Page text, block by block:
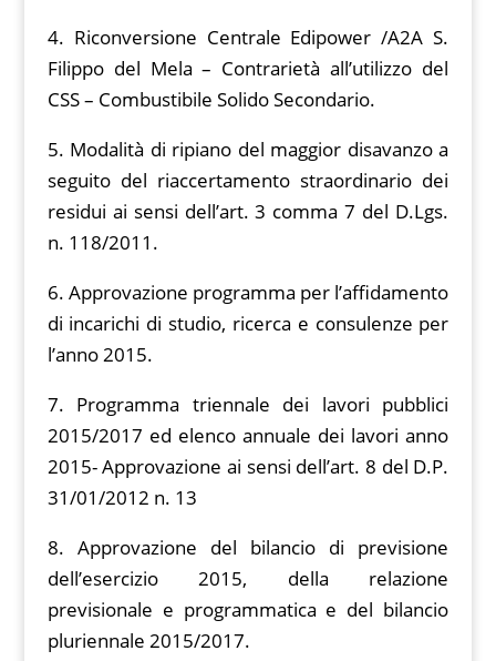
4. Riconversione Centrale Edipower /A2A S.
Filippo del Mela – Contrarietà all’utilizzo del
CSS – Combustibile Solido Secondario.
5. Modalità di ripiano del maggior disavanzo a
seguito del riaccertamento straordinario dei
residui ai sensi dell’art. 3 comma 7 del D.Lgs.
n. 118/2011.
6. Approvazione programma per l’affidamento
di incarichi di studio, ricerca e consulenze per
l’anno 2015.
7. Programma triennale dei lavori pubblici
2015/2017 ed elenco annuale dei lavori anno
2015- Approvazione ai sensi dell’art. 8 del D.P.
31/01/2012 n. 13
8. Approvazione del bilancio di previsione
dell’esercizio 2015, della relazione
previsionale e programmatica e del bilancio
pluriennale 2015/2017.